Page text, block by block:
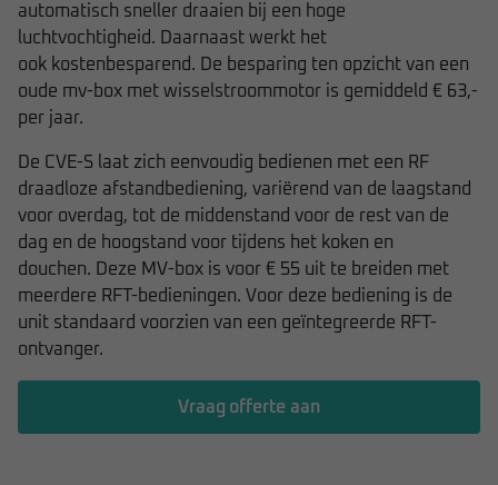
automatisch sneller draaien bij een hoge
luchtvochtigheid. Daarnaast werkt het
ook kostenbesparend. De besparing ten opzicht van een
oude mv-box met wisselstroommotor is gemiddeld € 63,-
per jaar.
De CVE-S laat zich eenvoudig bedienen met een RF
draadloze afstandbediening, variërend van de laagstand
voor overdag, tot de middenstand voor de rest van de
dag en de hoogstand voor tijdens het koken en
douchen. Deze MV-box is voor € 55 uit te breiden met
meerdere RFT-bedieningen. Voor deze bediening is de
unit standaard voorzien van een geïntegreerde RFT-
ontvanger.
Vraag offerte aan